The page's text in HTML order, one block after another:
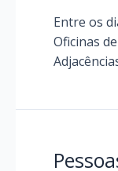
Entre os
Oficinas